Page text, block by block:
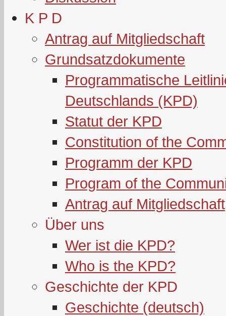
K P D
Antrag auf Mitgliedschaft
Grundsatzdokumente
Programmatische
Deutschlands (KPD)
Statut der KPD
Constitution of the
Programm der KPD
Program of the
Antrag auf Mitgliedschaft
Über uns
Wer ist die KPD?
Who is the KPD?
Geschichte der KPD
Geschichte (deutsch)